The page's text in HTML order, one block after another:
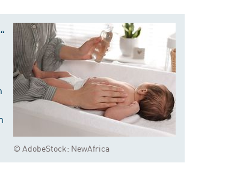
© AdobeStock: NewAfrica